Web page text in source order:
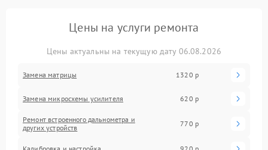
Цены на услуги ремонта
Цены актуальны на текущую дату 06.08.2026
Замена матрицы 1320 р
Замена микросхемы усилителя 620 р
Ремонт встроенного дальнометра и
других устройств
770 р